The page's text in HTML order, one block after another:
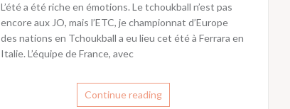
L’été a été riche en émotions. Le tchoukball n’est pas
encore aux JO, mais l’ETC, je championnat d’Europe
des nations en Tchoukball a eu lieu cet été à Ferrara en
Italie. L’équipe de France, avec
Continue reading